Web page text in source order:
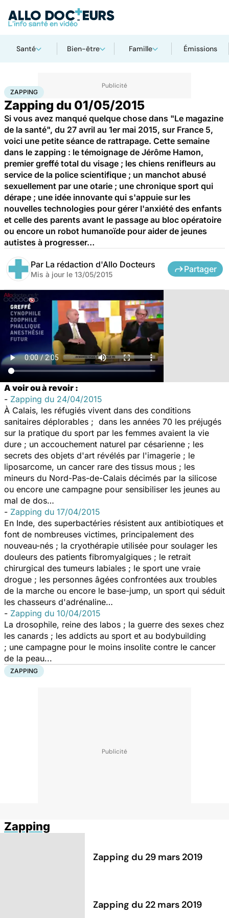
Santé Bien-être Famille Émissions
AccueilSanté
ZAPPING
Zapping du 01/05/2015
Si vous avez manqué quelque chose dans "Le magazine
de la santé", du 27 avril au 1er mai 2015, sur France 5,
voici une petite séance de rattrapage. Cette semaine
dans le zapping : le témoignage de Jérôme Hamon,
premier greffé total du visage ; les chiens renifleurs au
service de la police scientifique ; un manchot abusé
sexuellement par une otarie ; une chronique sport qui
dérape ; une idée innovante qui s'appuie sur les
nouvelles technologies pour gérer l'anxiété des enfants
et celle des parents avant le passage au bloc opératoire
ou encore un robot humanoïde pour aider de jeunes
autistes à progresser…
Par La rédaction d'Allo Docteurs
Mis à jour le 13/05/2015
Partager
A voir ou à revoir :
- Zapping du 24/04/2015
À Calais, les réfugiés vivent dans des conditions
sanitaires déplorables ; dans les années 70 les préjugés
sur la pratique du sport par les femmes avaient la vie
dure ; un accouchement naturel par césarienne ; les
secrets des objets d'art révélés par l'imagerie ; le
liposarcome, un cancer rare des tissus mous ; les
mineurs du Nord-Pas-de-Calais décimés par la silicose
ou encore une campagne pour sensibiliser les jeunes au
mal de dos…
- Zapping du 17/04/2015
En Inde, des superbactéries résistent aux antibiotiques et
font de nombreuses victimes, principalement des
nouveau-nés ; la cryothérapie utilisée pour soulager les
douleurs des patients fibromyalgiques ; le retrait
chirurgical des tumeurs labiales ; le sport une vraie
drogue ; les personnes âgées confrontées aux troubles
de la marche ou encore le base-jump, un sport qui séduit
les chasseurs d'adrénaline…
- Zapping du 10/04/2015
La drosophile, reine des labos ; la guerre des sexes chez
les canards ; les addicts au sport et au bodybuilding
; une campagne pour le moins insolite contre le cancer
de la peau...
ZAPPING
Zapping
Zapping du 29 mars 2019
Zapping du 22 mars 2019